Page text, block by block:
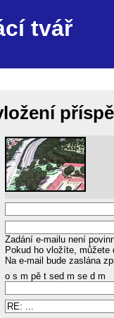
tvář
Zadání e-mailu není
Pokud ho vložíte,
Na e-mail bude zaslána
o s m pě t sed m se d m